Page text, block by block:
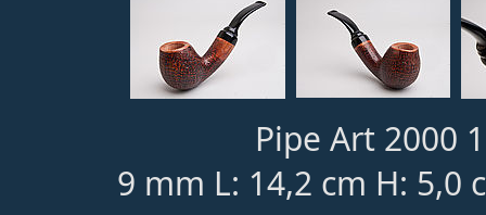
Pipe Art 2000
9 mm L: 14,2 cm H: 5,0